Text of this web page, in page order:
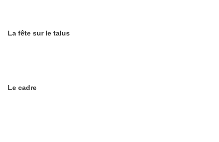
La fête sur le talus
Le cadre